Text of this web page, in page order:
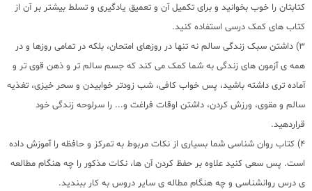
کتابتان را خوب بخوانید و برای تکمیل آن و تعمیق یادگیری و تسلط بیشتر بر آن از
کتاب های کمک درسی استفاده کنید.
3) داشتن سبک زندگی سالم نه تنها در روزهای امتحان، بلکه در تمامی روزها و در
همه ی آزمون های زندگی به شما کمک می کند که جسم سالم تر و ذهن قوی تر و
آماده تری داشته باشید، پس خواب کافی، شب زودتر خوابیدن و سحر خیزی، تغذیه
سالم و مقوی، ورزش کردن، داشتن اوقات فراغت و... را سرلوحه زندگی خود
قراردهید.
4) کتاب روان شناسی شما بسیاری از نکات مربوط به تمرکز و حافظه را آموزش داده
است. پس سعی کنید علاوه بر حفظ کردن آن ها، نکات مذکور را چه هنگام مطالعه
ی درس روانشناسی و چه هنگام مطاله ی سایر دروس به کار ببندید.